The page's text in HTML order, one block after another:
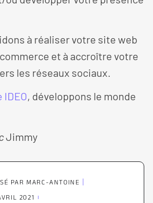
à réaliser votre site web
et à accroître votre
les réseaux sociaux.
IDEO, développons le monde
Jimmy
PAR MARC-ANTOINE
2021